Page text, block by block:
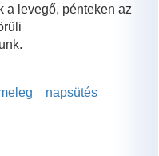
a levegő, pénteken az
napsütés